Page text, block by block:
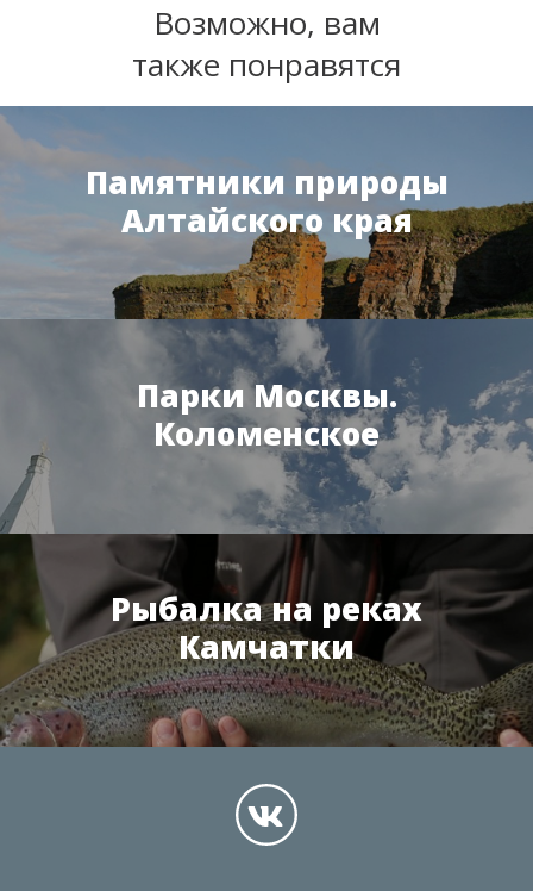
Возможно, вам
также понравятся
Памятники природы
Алтайского края
Парки Москвы.
Коломенское
Рыбалка на реках
Камчатки